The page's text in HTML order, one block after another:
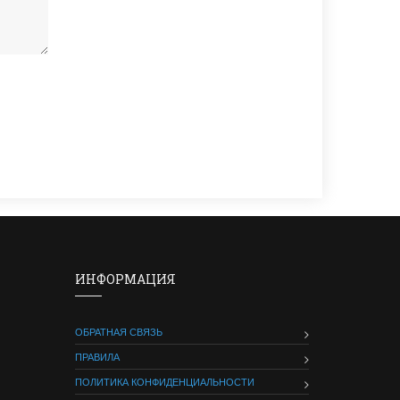
ИНФОРМАЦИЯ
ОБРАТНАЯ СВЯЗЬ
ПРАВИЛА
ПОЛИТИКА КОНФИДЕНЦИАЛЬНОСТИ